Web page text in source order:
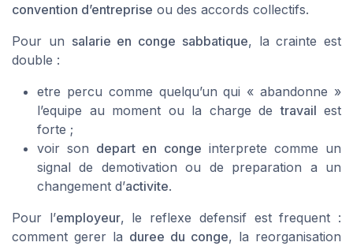
convention d’entreprise ou des accords collectifs.
Pour un salarie en conge sabbatique, la crainte est
double :
etre percu comme quelqu’un qui « abandonne »
l’equipe au moment ou la charge detravail est
forte ;
voir son depart en conge interprete comme un
signal de demotivation ou de preparation a un
changement d’activite.
Pour l’employeur, le reflexe defensif est frequent :
comment gerer la duree du conge, la reorganisation